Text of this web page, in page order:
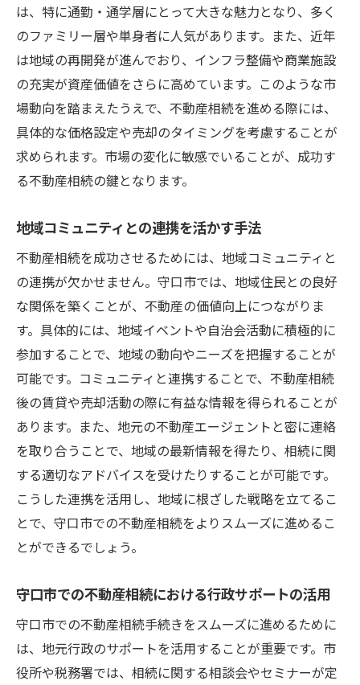
は、特に通勤・通学層にとって大きな魅力となり、多く
のファミリー層や単身者に人気があります。また、近年
は地域の再開発が進んでおり、インフラ整備や商業施設
の充実が資産価値をさらに高めています。このような市
場動向を踏まえたうえで、不動産相続を進める際には、
具体的な価格設定や売却のタイミングを考慮することが
求められます。市場の変化に敏感でいることが、成功す
る不動産相続の鍵となります。
地域コミュニティとの連携を活かす手法
不動産相続を成功させるためには、地域コミュニティと
の連携が欠かせません。守口市では、地域住民との良好
な関係を築くことが、不動産の価値向上につながりま
す。具体的には、地域イベントや自治会活動に積極的に
参加することで、地域の動向やニーズを把握することが
可能です。コミュニティと連携することで、不動産相続
後の賃貸や売却活動の際に有益な情報を得られることが
あります。また、地元の不動産エージェントと密に連絡
を取り合うことで、地域の最新情報を得たり、相続に関
する適切なアドバイスを受けたりすることが可能です。
こうした連携を活用し、地域に根ざした戦略を立てるこ
とで、守口市での不動産相続をよりスムーズに進めるこ
とができるでしょう。
守口市での不動産相続における行政サポートの活用
守口市での不動産相続手続きをスムーズに進めるために
は、地元行政のサポートを活用することが重要です。市
役所や税務署では、相続に関する相談会やセミナーが定